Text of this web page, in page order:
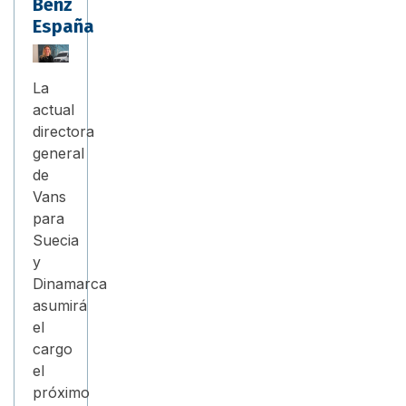
España
La
actual
directora
general
de
Vans
para
Suecia
y
Dinamarca
asumirá
el
cargo
el
próximo